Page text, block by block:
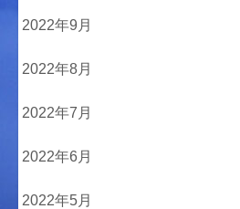
2022年9月
2022年8月
2022年7月
2022年6月
2022年5月